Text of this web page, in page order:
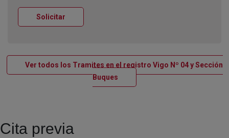
Solicitar
Ver todos los Tramites en el registro Vigo Nº 04 y Sección
Buques Ventana nueva
Cita previa